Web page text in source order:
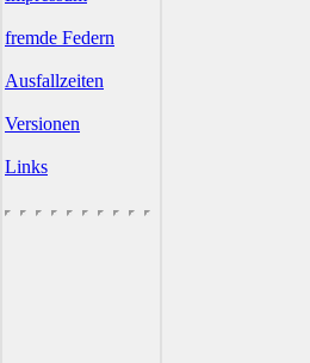
fremde Federn
Ausfallzeiten
Versionen
Links